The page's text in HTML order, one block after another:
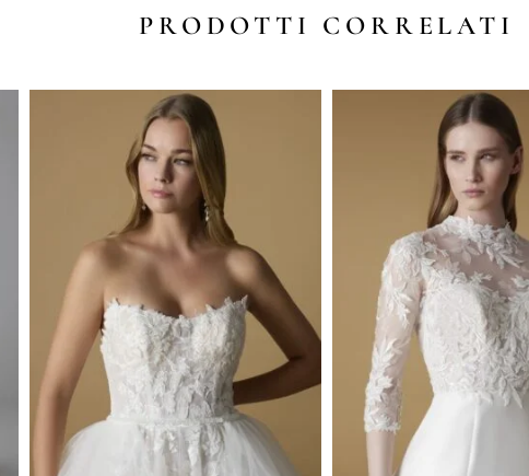
PRODOTTI CORRELATI